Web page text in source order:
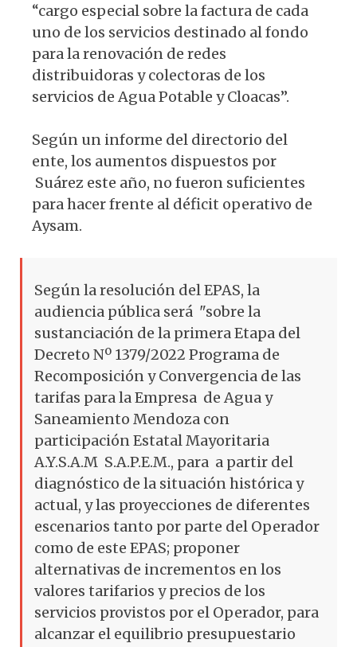
“cargo especial sobre la factura de cada
uno de los servicios destinado al fondo
para la renovación de redes
distribuidoras y colectoras de los
servicios de Agua Potable y Cloacas”.
Según un informe del directorio del
ente, los aumentos dispuestos por
Suárez este año, no fueron suficientes
para hacer frente al déficit operativo de
Aysam.
Según la resolución del EPAS, la
audiencia pública será "sobre la
sustanciación de la primera Etapa del
Decreto Nº 1379/2022 Programa de
Recomposición y Convergencia de las
tarifas para la Empresa de Agua y
Saneamiento Mendoza con
participación Estatal Mayoritaria
A.Y.S.A.M S.A.P.E.M., para a partir del
diagnóstico de la situación histórica y
actual, y las proyecciones de diferentes
escenarios tanto por parte del Operador
como de este EPAS; proponer
alternativas de incrementos en los
valores tarifarios y precios de los
servicios provistos por el Operador, para
alcanzar el equilibrio presupuestario